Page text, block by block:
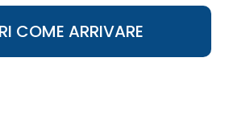
COME ARRIVARE